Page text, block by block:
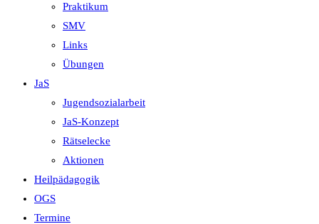
Praktikum
SMV
Links
Übungen
JaS
Jugendsozialarbeit
JaS-Konzept
Rätselecke
Aktionen
Heilpädagogik
OGS
Termine